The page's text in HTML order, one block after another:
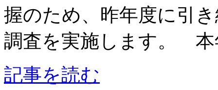
握のため、昨年度に引
調査を実施します。 本
記事を読む